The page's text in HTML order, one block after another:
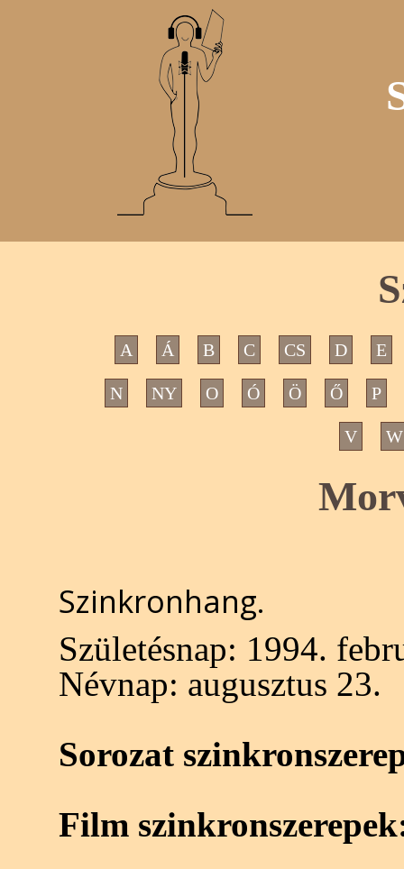
A Á B C CS D E
N NY O Ó Ö Ő P
V W
Szinkronhang.
Születésnap: 1994.
Névnap: augusztus 23.
Sorozat
Film